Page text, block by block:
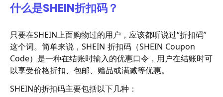
什么是SHEIN折扣码？
只要在SHEIN上面购物过的用户，应该都听说过“折扣码”
这个词。简单来说，SHEIN 折扣码（SHEIN Coupon
Code）是一种在结账时输入的优惠口令，用户在结账时可
以享受价格折扣、包邮、赠品或满减等优惠。
SHEIN的折扣码主要包括以下几种：